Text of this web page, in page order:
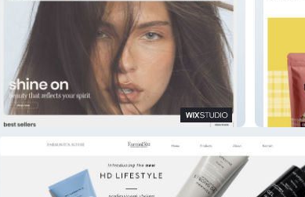
haircarestore - new online shop